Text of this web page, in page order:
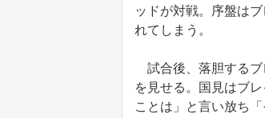
ッドが対戦。序盤は
れてしまう。
試合後、落胆するブ
を見せる。国見はブ
ことは」と言い放ち